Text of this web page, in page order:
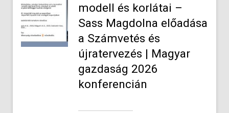
modell és korlátai –
Sass Magdolna előadása
a Számvetés és
újratervezés | Magyar
gazdaság 2026
konferencián